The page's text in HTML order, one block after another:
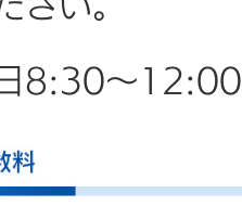
日8:30〜